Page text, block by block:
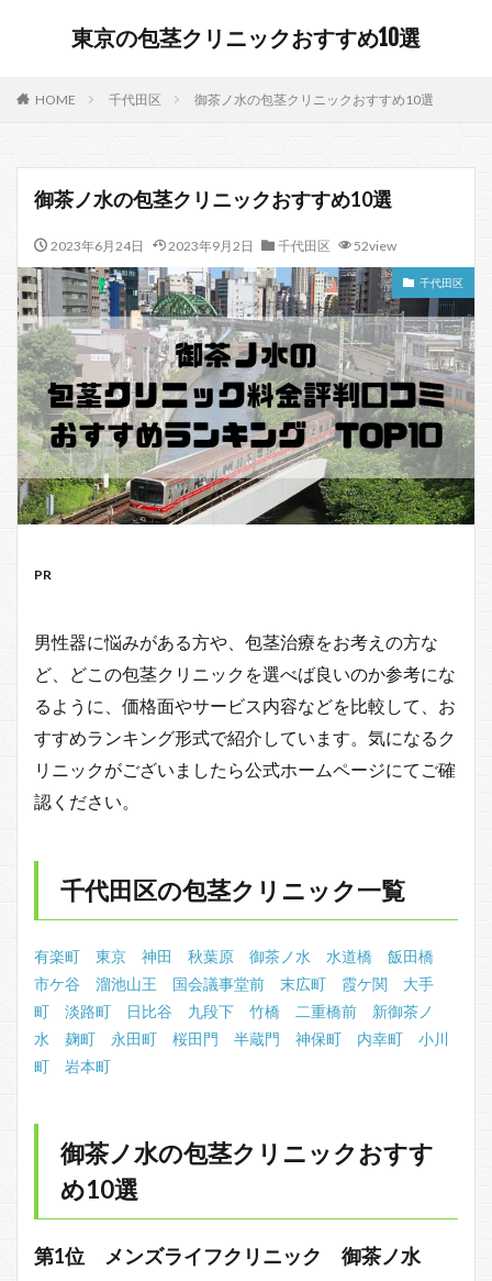
東京の包茎クリニックおすすめ10選
HOME 千代田区 御茶ノ水の包茎クリニックおすすめ10選
御茶ノ水の包茎クリニックおすすめ10選
2023年6月24日 2023年9月2日 千代田区 52view
千代田区
PR
男性器に悩みがある方や、包茎治療をお考えの方な
ど、どこの包茎クリニックを選べば良いのか参考にな
るように、価格面やサービス内容などを比較して、お
すすめランキング形式で紹介しています。気になるク
リニックがございましたら公式ホームページにてご確
認ください。
千代田区の包茎クリニック一覧
有楽町 東京 神田 秋葉原 御茶ノ水 水道橋
飯田橋
市ケ谷
溜池山王 国会議事堂前 末広町 霞ケ関
大手
町
淡路町 日比谷 九段下 竹橋 二重橋前
新御茶ノ
水
麹町 永田町 桜田門 半蔵門 神保町 内幸町
小川
町
岩本町
御茶ノ水の包茎クリニックおすす
め10選
第1位 メンズライフクリニック 御茶ノ水